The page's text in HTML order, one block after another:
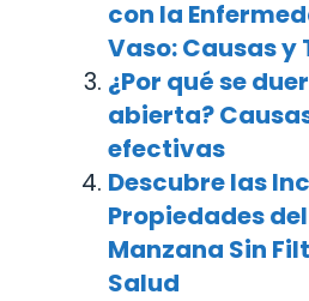
con la
Vaso: Causas
¿Por qué se
abierta?
efectivas
Descubre las
Propiedades
Manzana Sin
Salud